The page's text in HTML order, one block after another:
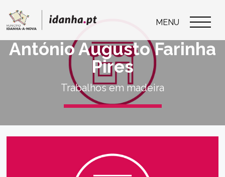
MENU
António Augusto Farinha
Pires
Trabalhos em madeira